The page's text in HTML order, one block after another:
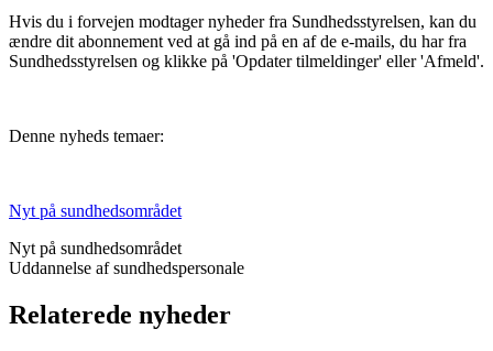
Hvis du i forvejen modtager nyheder fra Sundhedsstyrelsen, kan du
ændre dit abonnement ved at gå ind på en af de e-mails, du har fra
Sundhedsstyrelsen og klikke på 'Opdater tilmeldinger' eller 'Afmeld'.
Denne nyheds temaer:
Nyt på sundhedsområdet
Nyt på sundhedsområdet
Uddannelse af sundhedspersonale
Relaterede nyheder